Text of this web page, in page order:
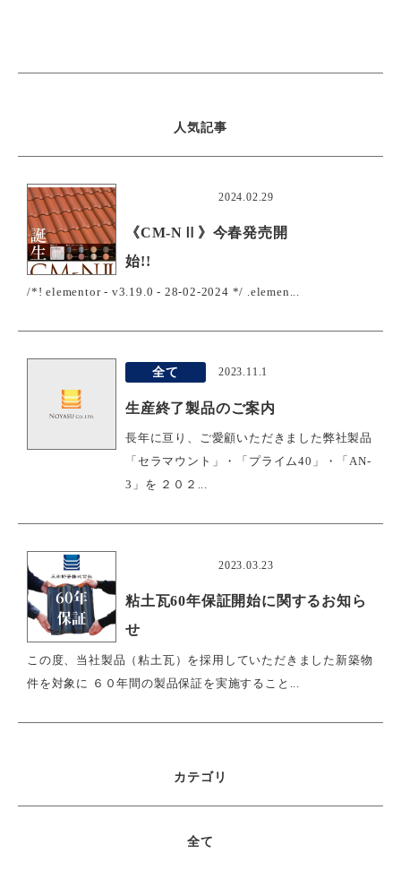
人気記事
2024.02.29
《CM-NⅡ》今春発売開
始!!
/*! elementor - v3.19.0 - 28-02-2024 */ .elemen...
全て 2023.11.1
生産終了製品のご案内
長年に亘り、ご愛顧いただきました弊社製品
「セラマウント」・「プライム40」・「AN-
3」を ２０２...
2023.03.23
粘土瓦60年保証開始に関するお知ら
せ
この度、当社製品（粘土瓦）を採用していただきました新築物
件を対象に ６０年間の製品保証を実施すること...
カテゴリ
全て